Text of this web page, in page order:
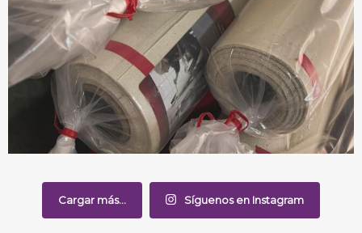
Cargar más... Síguenos en Instagram